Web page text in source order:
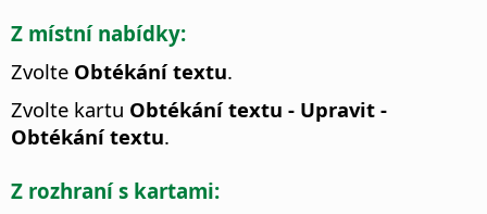
Z místní nabídky:
Zvolte Obtékání textu.
Zvolte kartu Obtékání textu - Upravit -
Obtékání textu.
Z rozhraní s kartami: